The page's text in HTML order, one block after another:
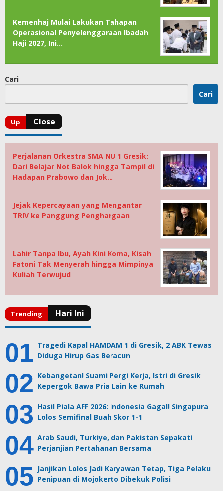
Kemenhaj Mulai Lakukan Tahapan
Operasional Penyelenggaraan Ibadah
Haji 2027, Ini…
Cari
Cari
Perjalanan Orkestra SMA NU 1 Gresik:
Dari Belajar Not Balok hingga Tampil di
Hadapan Prabowo dan Jok…
Jejak Kepercayaan yang Mengantar
TRIV ke Panggung Penghargaan
Lahir Tanpa Ibu, Ayah Kini Koma, Kisah
Fatoni Tak Menyerah hingga Mimpinya
Kuliah Terwujud
Tragedi Kapal HAMDAM 1 di Gresik, 2 ABK Tewas
Diduga Hirup Gas Beracun
Kebangetan! Suami Pergi Kerja, Istri di Gresik
Kepergok Bawa Pria Lain ke Rumah
Hasil Piala AFF 2026: Indonesia Gagal! Singapura
Lolos Semifinal Buah Skor 1-1
Arab Saudi, Turkiye, dan Pakistan Sepakati
Perjanjian Pertahanan Bersama
Janjikan Lolos Jadi Karyawan Tetap, Tiga Pelaku
Penipuan di Mojokerto Dibekuk Polisi